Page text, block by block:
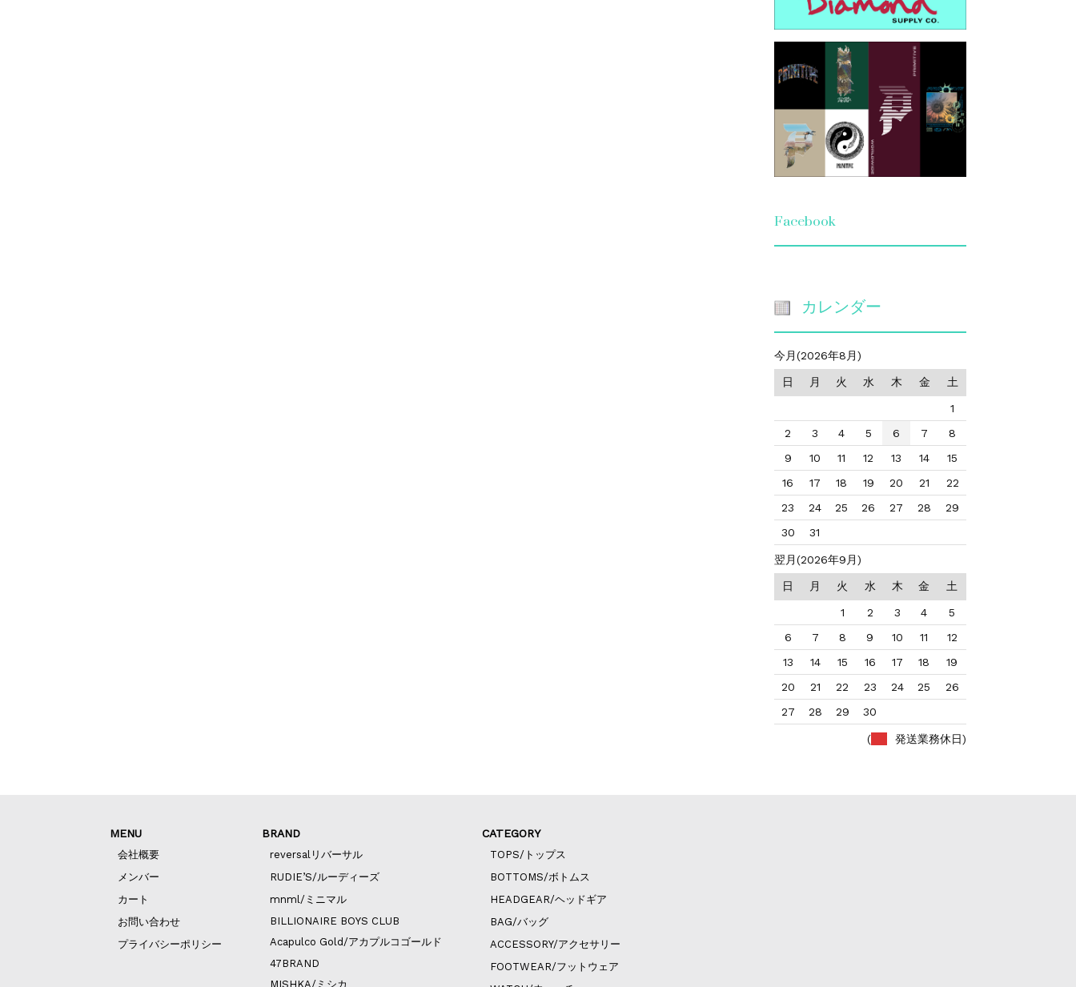
Facebook
カレンダー
今月(2026年8月)
日 月 火 水 木 金 土
1
2
3 4 5 6 7
8
9
10 11 12 13 14
15
16
17 18 19 20 21
22
23
24 25 26 27 28
29
30
31
翌月(2026年9月)
日 月 火 水 木 金 土
1 2 3 4
5
6
7 8 9 10 11
12
13
14 15 16 17 18
19
20
21 22 23 24 25
26
27
28 29 30
( 発送業務休日)
MENU
会社概要
メンバー
カート
お問い合わせ
プライバシーポリシー
BRAND
reversalリバーサル
RUDIE’S/ルーディーズ
mnml/ミニマル
BILLIONAIRE BOYS CLUB
Acapulco Gold/アカプルコゴールド
47BRAND
MISHKA/ミシカ
CATEGORY
TOPS/トップス
BOTTOMS/ボトムス
HEADGEAR/ヘッドギア
BAG/バッグ
ACCESSORY/アクセサリー
FOOTWEAR/フットウェア